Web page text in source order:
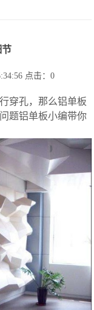
节
点击： 0
穿孔，那么铝单板
题铝单板小编带你